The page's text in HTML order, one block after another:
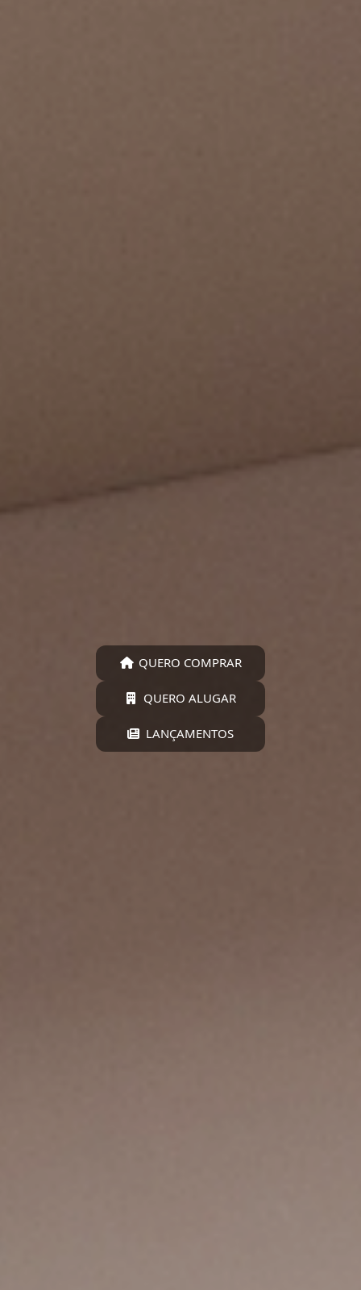
QUERO COMPRAR
QUERO ALUGAR
LANÇAMENTOS